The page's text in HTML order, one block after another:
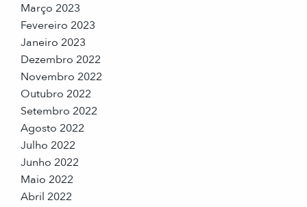
Março 2023
Fevereiro 2023
Janeiro 2023
Dezembro 2022
Novembro 2022
Outubro 2022
Setembro 2022
Agosto 2022
Julho 2022
Junho 2022
Maio 2022
Abril 2022